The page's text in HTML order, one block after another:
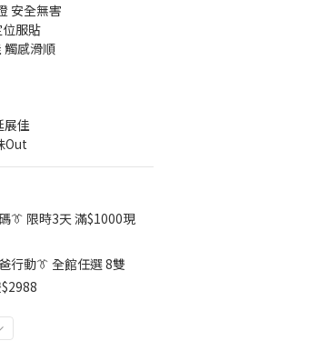
安全無害
服貼
感滑順
展佳
Out
👔 限時3天 滿$1000現
行動👔 全館任選 8雙